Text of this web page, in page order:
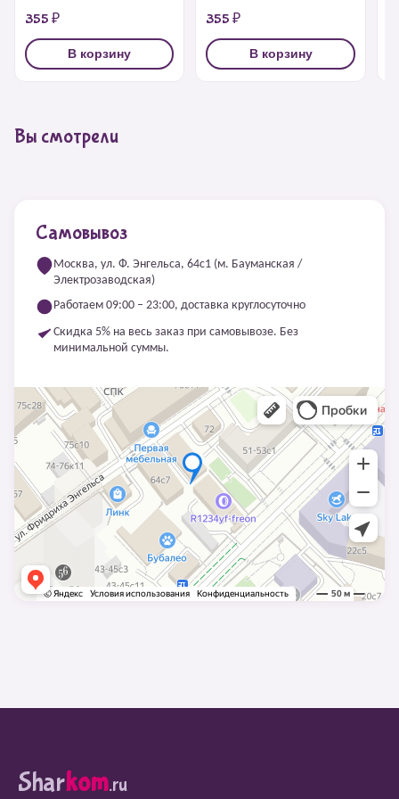
355 ₽
В корзину
355 ₽
В корзину
Вы смотрели
Самовывоз
Москва, ул. Ф. Энгельса, 64с1 (м. Бауманская /
Электрозаводская)
Работаем 09:00 – 23:00, доставка круглосуточно
Скидка 5% на весь заказ при самовывозе. Без
минимальной суммы.
Sharkom.ru